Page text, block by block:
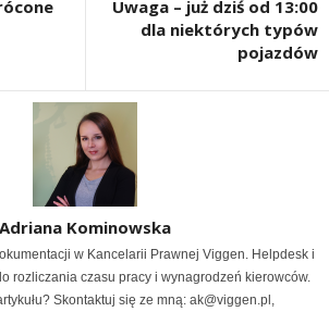
Uwaga – już dziś od 13:00
dla niektórych typów
pojazdów
Adriana Kominowska
w Kancelarii Prawnej Viggen. Helpdesk i
rozliczania czasu pracy i wynagrodzeń kierowców.
Skontaktuj się ze mną: ak@viggen.pl,